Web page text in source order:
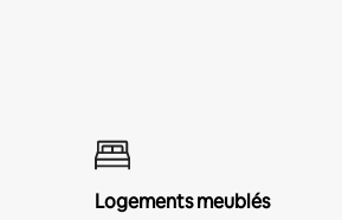
Logements meublés